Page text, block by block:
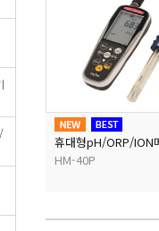
휴대형pH/ORP/ION
HM-40P